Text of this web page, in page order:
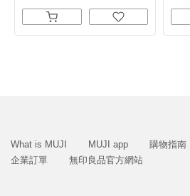
What is MUJI MUJI app 購物指南
企業訂單
無印良品官方網站